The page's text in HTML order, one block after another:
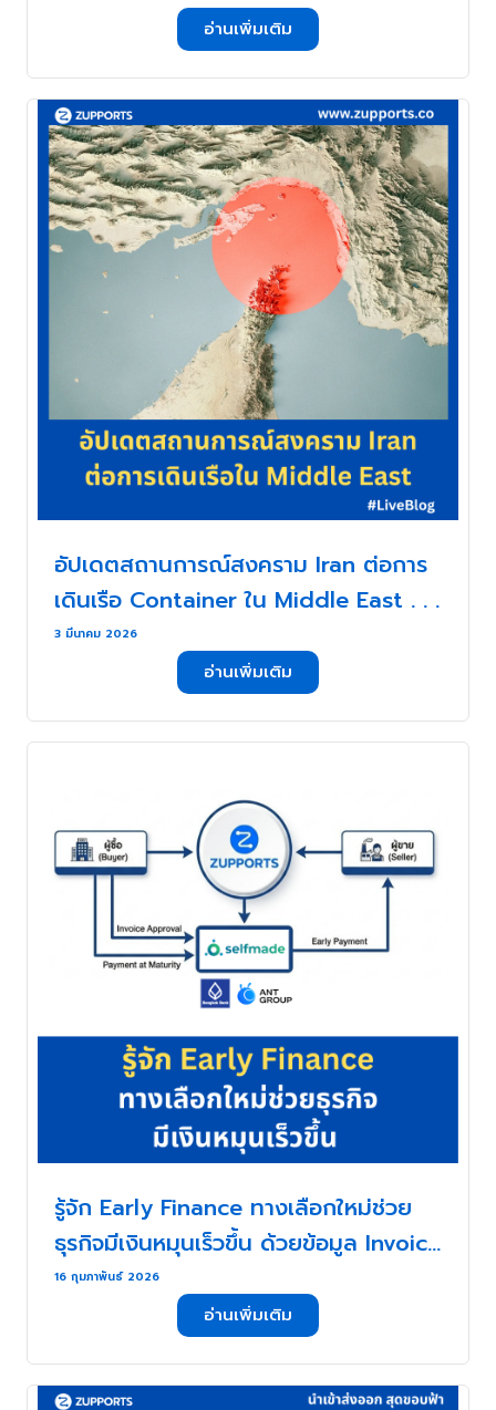
อ่านเพิ่มเติม
อัปเดตสถานการณ์สงคราม Iran ต่อการ
เดินเรือ Container ใน Middle East . . .
3 มีนาคม 2026
อ่านเพิ่มเติม
รู้จัก Early Finance ทางเลือกใหม่ช่วย
ธุรกิจมีเงินหมุนเร็วขึ้น ด้วยข้อมูล Invoice
และ AI . . .
16 กุมภาพันธ์ 2026
อ่านเพิ่มเติม